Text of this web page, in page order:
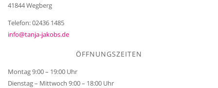
41844 Wegberg
Telefon: 02436 1485
info@tanja-jakobs.de
ÖFFNUNGSZEITEN
Montag 9:00 – 19:00 Uhr
Dienstag – Mittwoch 9:00 – 18:00 Uhr